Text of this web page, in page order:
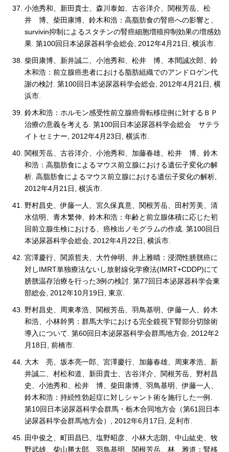
小池秀和、新田貴士、森川泰如、古谷洋介、関根芳岳、松
井 博、柴田康博、鈴木和浩：高脂肪食の腎癌への影響と、
survivin抑制によるスタチンの腎癌細胞増殖抑制効果の増感効
果. 第100回日本泌尿器科学会総会, 2012年4月21日, 横浜市.
柴田康博、新井誠二、小池秀和、松井 博、本間誠次郎、鈴
木和浩：前立腺癌患者における脂肪組織でのアンドロゲン代
謝の検討. 第100回日本泌尿器科学会総会, 2012年4月21日, 横
浜市.
鈴木和浩：ホルモン感受性前立腺癌骨転移症例に対するＢＰ
治療の意義を考える. 第100回日本泌尿器科学会総会 サテラ
イトセミナー, 2012年4月23日, 横浜市.
関根芳岳、古谷洋介、小池秀和、加藤春雄、松井 博、鈴木
和浩：高脂肪食によるマウス前立腺における遺伝子変化の解
析. 高脂肪食によるマウス前立腺における遺伝子変化の解析,
2012年4月21日, 横浜市.
野村昌史、伊藤一人、宮久保真意、関根芳岳、田村芳美、清
水信明、青木繁伸、鈴木和浩：年齢と前立腺体積に応じた初
回前立腺生検における、癌検出ノモグラムの作成. 第100回日
本泌尿器科学会総会, 2012年4月22日, 横浜市.
宮澤慶行、関原哲夫、大竹伸明、井上雅晴：浸潤性膀胱癌に
対しIMRT単独療法ないし放射線化学療法(IMRT+CDDP)にて
膀胱温存治療を行った3例の検討. 第77回日本泌尿器科学会東
部総会, 2012年10月19日, 東京.
野村昌史、周東孝浩、関根芳岳、羽鳥基明、伊藤一人、鈴木
和浩、小林幹男：群馬大学における完全鏡視下腎部分切除術
導入について. 第60回日本泌尿器科学会群馬地方会, 2012年2
月18日, 前橋市.
大木 亮、坂本亮一郎、宮澤慶行、加藤春雄、周東孝浩、新
井誠二、村松和道、新田貴士、古谷洋介、関根芳岳、野村昌
史、小池秀和、松井 博、柴田康博、羽鳥基明、伊藤一人、
鈴木和浩：持続性勃起症に対しシャント術を施行した一例.
第10回日本泌尿器科学会群馬・栃木合同地方会（第61回日本
泌尿器科学会群馬地方会）, 2012年6月17日, 足利市.
田中俊之、町田昌巳、塩野昭彦、小林大志朗、中山紘史、牧
野武雄、柴山勝太郎、羽鳥基明、関根芳岳、林 雅道：腎移